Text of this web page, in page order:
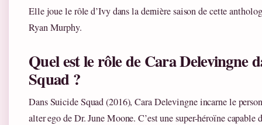
Elle joue le rôle d’Ivy dans la dernière saison de cette
Ryan Murphy.
Quel est le rôle de Cara Delevingne
Squad ?
Dans Suicide Squad (2016), Cara Delevingne incarne le
alter ego de Dr. June Moone. C’est une super-héroïne capable